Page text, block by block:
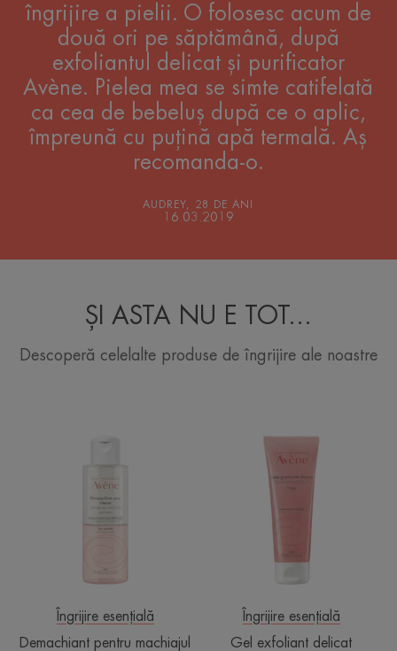
îngrijire a pielii. O folosesc acum de
două ori pe săptămână, după
exfoliantul delicat și purificator
Avène. Pielea mea se simte catifelată
ca cea de bebeluș după ce o aplic,
împreună cu puțină apă termală. Aș
recomanda-o.
AUDREY, 28 DE ANI
16.03.2019
ȘI ASTA NU E TOT...
Descoperă celelalte produse de îngrijire ale noastre
rezistent
al
ochilor
Îngrijire esențială
Demachiant pentru machiajul
exfoliant
delicat
Îngrijire esențială
Gel exfoliant delicat